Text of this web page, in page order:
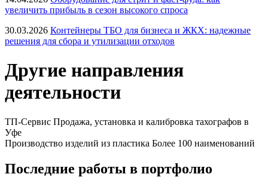
увеличить прибыль в сезон высокого спроса
30.03.2026 Контейнеры ТБО для бизнеса и ЖКХ: надежные
решения для сбора и утилизации отходов
Другие направления
деятельности
ТП-Сервис Продажа, установка и калибровка тахографов в
Уфе
Производство изделий из пластика Более 100 наименований
Последние работы в портфолио